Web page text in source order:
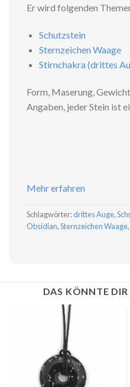
Er wird folgenden
Schutzstein
Sternzeichen Waage
Stirnchakra (drittes
Form, Maserung,
Angaben, jeder Stein ist
Mehr erfahren
Schlagwörter:drittes Auge,
Obsidian,Sternzeichen Waage,
DAS KÖNNTE DIR